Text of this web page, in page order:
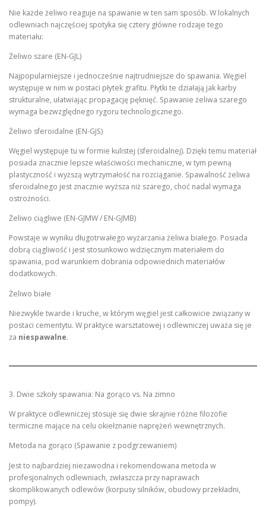
Nie każde żeliwo reaguje na spawanie w ten sam sposób. W lokalnych
odlewniach najczęściej spotyka się cztery główne rodzaje tego
materiału:
Żeliwo szare (EN-GJL)
Najpopularniejsze i jednocześnie najtrudniejsze do spawania. Węgiel
występuje w nim w postaci płytek grafitu. Płytki te działają jak karby
strukturalne, ułatwiając propagację pęknięć. Spawanie żeliwa szarego
wymaga bezwzględnego rygoru technologicznego.
Żeliwo sferoidalne (EN-GJS)
Węgiel występuje tu w formie kulistej (sferoidalnej). Dzięki temu materiał
posiada znacznie lepsze właściwości mechaniczne, w tym pewną
plastyczność i wyższą wytrzymałość na rozciąganie. Spawalność żeliwa
sferoidalnego jest znacznie wyższa niż szarego, choć nadal wymaga
ostrożności.
Żeliwo ciągliwe (EN-GJMW / EN-GJMB)
Powstaje w wyniku długotrwałego wyżarzania żeliwa białego. Posiada
dobrą ciągliwość i jest stosunkowo wdzięcznym materiałem do
spawania, pod warunkiem dobrania odpowiednich materiałów
dodatkowych.
Żeliwo białe
Niezwykle twarde i kruche, w którym węgiel jest całkowicie związany w
postaci cementytu. W praktyce warsztatowej i odlewniczej uważa się je
za niespawalne.
3. Dwie szkoły spawania: Na gorąco vs. Na zimno
W praktyce odlewniczej stosuje się dwie skrajnie różne filozofie
termiczne mające na celu okiełznanie naprężeń wewnętrznych.
Metoda na gorąco (Spawanie z podgrzewaniem)
Jest to najbardziej niezawodna i rekomendowana metoda w
profesjonalnych odlewniach, zwłaszcza przy naprawach
skomplikowanych odlewów (korpusy silników, obudowy przekładni,
pompy).